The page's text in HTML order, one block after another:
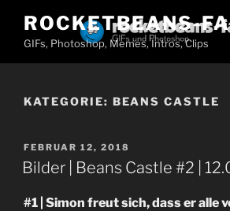
Inhalt
springen
ROCKETBEANS-
GIFs, Photoshop, Memes, Intros, Clips
KATEGORIE: BEANS CASTLE
VERÖFFENTLICHT
AM
FEBRUAR 12, 2018
Bilder | Beans Castle #2 |
#1 | Simon freut sich, dass er alle